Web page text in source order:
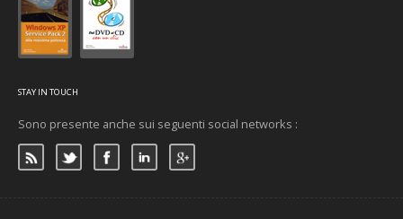
STAY IN TOUCH
Sono presente anche sui seguenti social networks :